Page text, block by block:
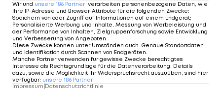
Wir und unsere 186 Partner verarbeiten personenbezogene Daten, wie
Ihre IP-Adresse und Browser-Attribute für die folgenden Zwecke:
Speichern von oder Zugriff auf Informationen auf einem Endgerät;
Personalisierte Werbung und Inhalte, Messung von Werbeleistung und
der Performance von Inhalten, Zielgruppenforschung sowie Entwicklung
und Verbesserung von Angeboten.
Diese Zwecke können unter Umständen auch: Genaue Standortdaten
und Identifikation durch Scannen von Endgeräten.
Manche Partner verwenden für gewisse Zwecke berechtigtes
Interesse als Rechtsgrundlage für die Datenverarbeitung. Details
dazu, sowie die Möglichkeit Ihr Widerspruchsrecht auszuüben, sind hier
verfügbar: unsere 186 Partner
Impressum Datenschutzrichtlinie